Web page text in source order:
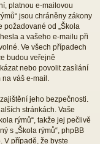
platnou e-mailovou
jsou chráněny zákony
od „Škola
a vašeho e-mailu při
Ve všech případech
budou veřejně
nebo povolit zasílání
váš e-mail.
jeho bezpečnosti.
stránkách. Vaše
rýmů“, takže jej pečlivě
s „Škola rýmů“, phpBB
V případě, že byste